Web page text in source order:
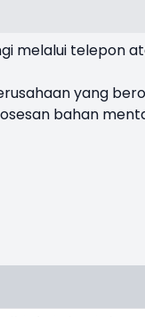
melalui telepon
yang
bahan